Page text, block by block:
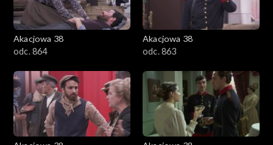
Akacjowa 38
odc. 864
Akacjowa 38
odc. 863